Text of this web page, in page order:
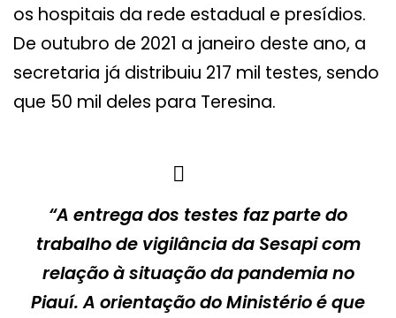
os hospitais da rede estadual e presídios.
De outubro de 2021 a janeiro deste ano, a
secretaria já distribuiu 217 mil testes, sendo
que 50 mil deles para Teresina.
“A entrega dos testes faz parte do
trabalho de vigilância da Sesapi com
relação à situação da pandemia no
Piauí. A orientação do Ministério é que